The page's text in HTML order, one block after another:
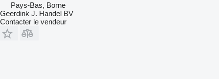
Pays-Bas, Borne
Geerdink J. Handel BV
Contacter le vendeur